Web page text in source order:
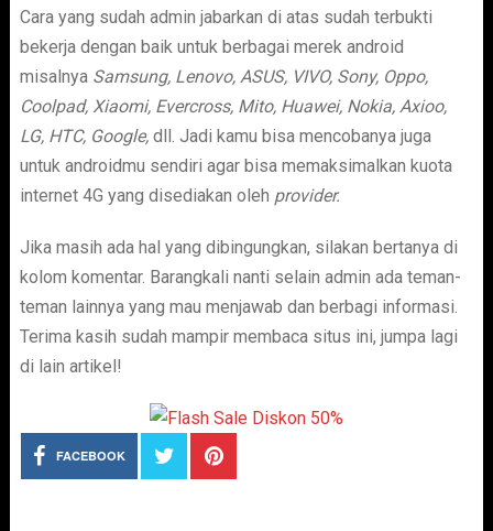
Cara yang sudah admin jabarkan di atas sudah terbukti
bekerja dengan baik untuk berbagai merek android
misalnya Samsung, Lenovo, ASUS, VIVO, Sony, Oppo,
Coolpad, Xiaomi, Evercross, Mito, Huawei, Nokia, Axioo,
LG, HTC, Google, dll. Jadi kamu bisa mencobanya juga
untuk androidmu sendiri agar bisa memaksimalkan kuota
internet 4G yang disediakan oleh provider.
Jika masih ada hal yang dibingungkan, silakan bertanya di
kolom komentar. Barangkali nanti selain admin ada teman-
teman lainnya yang mau menjawab dan berbagi informasi.
Terima kasih sudah mampir membaca situs ini, jumpa lagi
di lain artikel!
FACEBOOK